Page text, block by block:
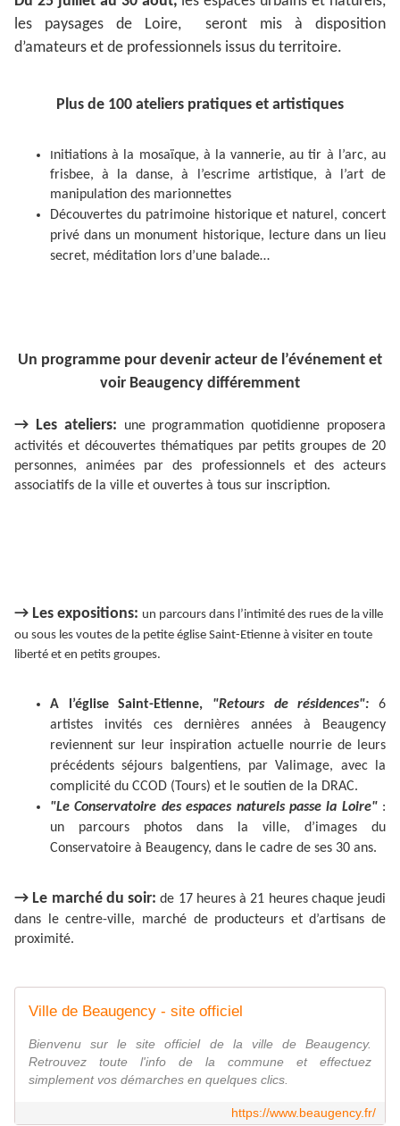
les paysages de Loire, seront mis à disposition
d’amateurs et de professionnels issus du territoire.
Plus de 100 ateliers pratiques et artistiques
Initiations à la mosaïque, à la vannerie, au tir à l’arc, au
frisbee, à la danse, à l’escrime artistique, à l’art de
manipulation des marionnettes
Découvertes du patrimoine historique et naturel, concert
privé dans un monument historique, lecture dans un lieu
secret, méditation lors d’une balade…
Un programme pour devenir acteur de l’événement et
voir Beaugency différemment
→ Les ateliers:
une programmation quotidienne proposera
activités et découvertes thématiques par petits groupes de 20
personnes, animées par des professionnels et des acteurs
associatifs de la ville et ouvertes à tous sur inscription.
→ Les expositions: un parcours dans l’intimité des rues de la ville
ou sous les voutes de la petite église Saint-Etienne à visiter en toute
liberté et en petits groupes.
A l’église Saint-Etienne, "Retours de résidences": 6
artistes invités ces dernières années à Beaugency
reviennent sur leur inspiration actuelle nourrie de leurs
précédents séjours balgentiens, par Valimage, avec la
complicité du CCOD (Tours) et le soutien de la DRAC.
"Le Conservatoire des espaces naturels passe la Loire":
un parcours photos dans la ville, d’images du
Conservatoire à Beaugency, dans le cadre de ses 30 ans.
→ Le marché du soir:de 17 heures à 21 heures chaque jeudi
dans le centre-ville, marché de producteurs et d’artisans de
proximité.
Ville de Beaugency - site officiel
Bienvenu sur le site officiel de la ville de Beaugency.
Retrouvez toute l'info de la commune et effectuez
simplement vos démarches en quelques clics.
https://www.beaugency.fr/